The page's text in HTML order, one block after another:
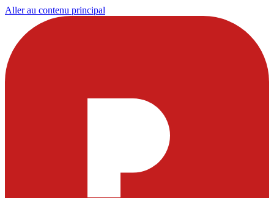
Aller au contenu principal